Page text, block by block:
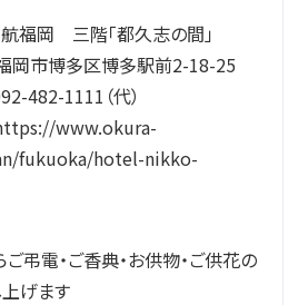
福岡 三階「都久志の間」
博多区博多駅前2-18-25
1111（代）
www.okura-
fukuoka/hotel-nikko-
弔電・ご香典・お供物・ご供花の
げます